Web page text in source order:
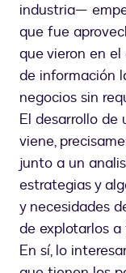
industria—
que fue
que vieron en
de información
negocios sin
El desarrollo de
viene,
junto a un
estrategias y
y necesidades
de explotarlos
En sí, lo